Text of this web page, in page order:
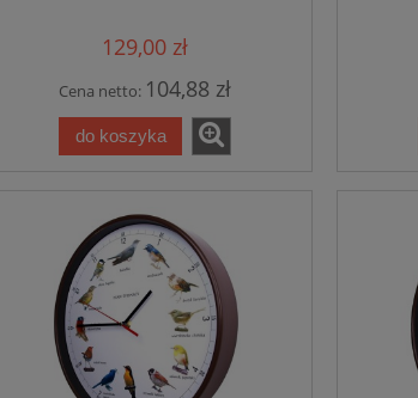
129,00 zł
Cena netto: 104,88 zł
do koszyka